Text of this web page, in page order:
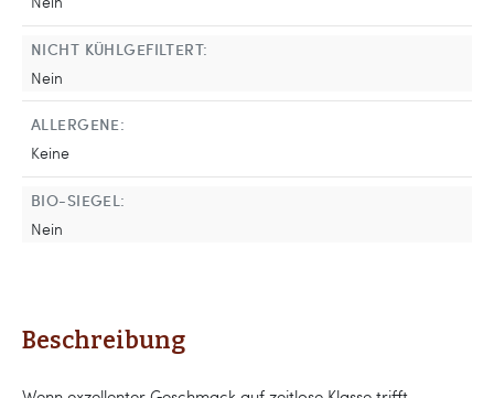
NICHT KÜHLGEFILTERT:
Nein
ALLERGENE:
Keine
BIO-SIEGEL:
Nein
Beschreibung